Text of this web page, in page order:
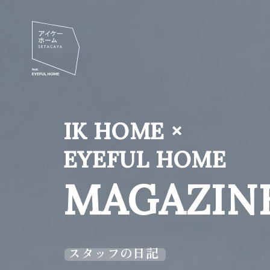
IK HOME ×
EYEFUL HOME
スタッフの日記